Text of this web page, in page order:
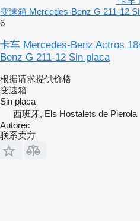
变速箱 Mercedes-Benz G 211-12
6
卡车 Mercedes-Benz Actros
Benz G 211-12 Sin placa
根据请求提供价格
变速箱
Sin placa
西班牙, Els Hostalets de Pierola
Autorec
联系卖方